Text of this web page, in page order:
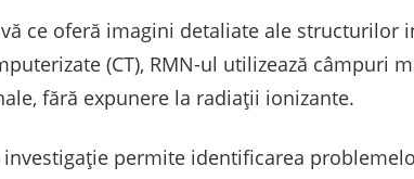
ce oferă imagini detaliate ale structurilor
(CT), RMN-ul utilizează câmpuri
fără expunere la radiații ionizante.
permite identificarea